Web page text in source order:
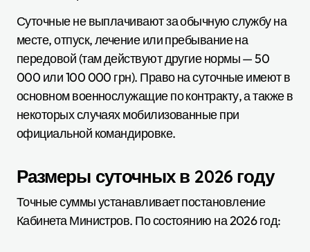
Суточные не выплачивают за обычную службу на
месте, отпуск, лечение или пребывание на
передовой (там действуют другие нормы — 50
000 или 100 000 грн). Право на суточные имеют в
основном военнослужащие по контракту, а также в
некоторых случаях мобилизованные при
официальной командировке.
Размеры суточных в 2026 году
Точные суммы устанавливает постановление
Кабинета Министров. По состоянию на 2026 год: